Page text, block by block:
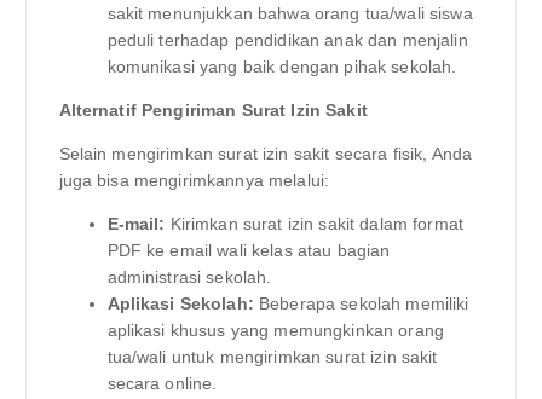
sakit menunjukkan bahwa orang tua/wali siswa
peduli terhadap pendidikan anak dan menjalin
komunikasi yang baik dengan pihak sekolah.
Alternatif Pengiriman Surat Izin Sakit
Selain mengirimkan surat izin sakit secara fisik, Anda
juga bisa mengirimkannya melalui:
E-mail: Kirimkan surat izin sakit dalam format
PDF ke email wali kelas atau bagian
administrasi sekolah.
Aplikasi Sekolah: Beberapa sekolah memiliki
aplikasi khusus yang memungkinkan orang
tua/wali untuk mengirimkan surat izin sakit
secara online.